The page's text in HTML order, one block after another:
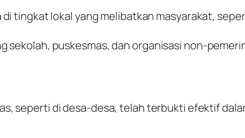
tingkat lokal yang melibatkan masyarakat,
sekolah, puskesmas, dan organisasi non-
seperti di desa-desa, telah terbukti efektif